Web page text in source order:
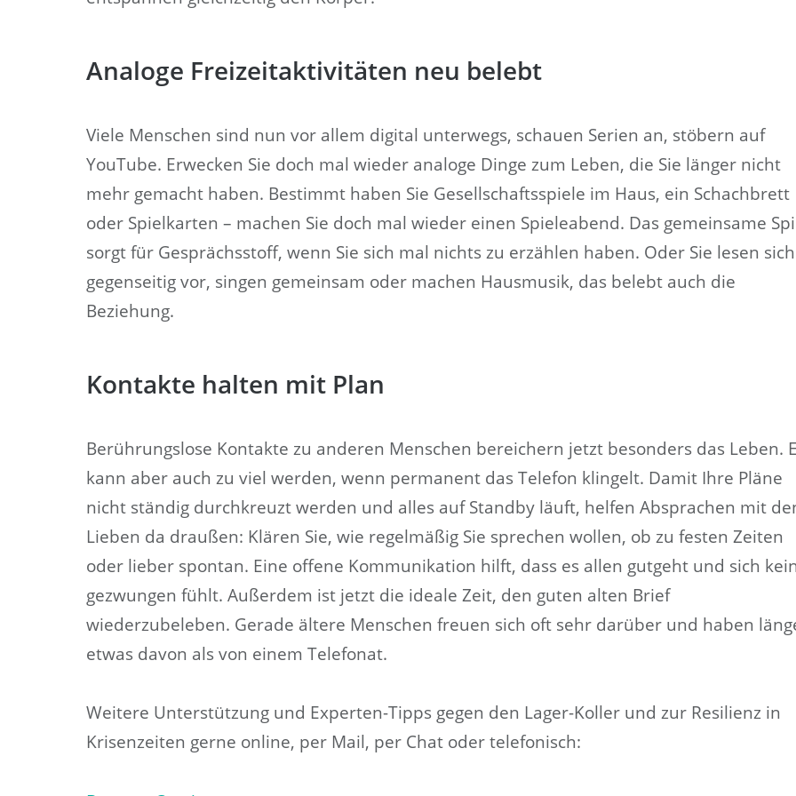
Analoge Freizeitaktivitäten neu belebt
Viele Menschen sind nun vor allem digital unterwegs, schauen Serien an, stöbern auf
YouTube. Erwecken Sie doch mal wieder analoge Dinge zum Leben, die Sie länger nicht
mehr gemacht haben. Bestimmt haben Sie Gesellschaftsspiele im Haus, ein Schachbrett
oder Spielkarten – machen Sie doch mal wieder einen Spieleabend. Das gemeinsame
sorgt für Gesprächsstoff, wenn Sie sich mal nichts zu erzählen haben. Oder Sie lesen sich
gegenseitig vor, singen gemeinsam oder machen Hausmusik, das belebt auch die
Beziehung.
Kontakte halten mit Plan
Berührungslose Kontakte zu anderen Menschen bereichern jetzt besonders das Leben.
kann aber auch zu viel werden, wenn permanent das Telefon klingelt. Damit Ihre Pläne
nicht ständig durchkreuzt werden und alles auf Standby läuft, helfen Absprachen mit
Lieben da draußen: Klären Sie, wie regelmäßig Sie sprechen wollen, ob zu festen Zeiten
oder lieber spontan. Eine offene Kommunikation hilft, dass es allen gutgeht und sich
gezwungen fühlt. Außerdem ist jetzt die ideale Zeit, den guten alten Brief
wiederzubeleben. Gerade ältere Menschen freuen sich oft sehr darüber und haben
etwas davon als von einem Telefonat.
Weitere Unterstützung und Experten-Tipps gegen den Lager-Koller und zur Resilienz in
Krisenzeiten gerne online, per Mail, per Chat oder telefonisch: